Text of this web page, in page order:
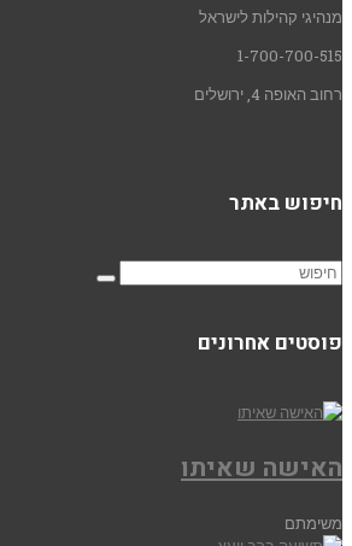
מנהיגי קהילות לישראל
1-700-700-515
רחוב האופה 4, ירושלים
חיפוש באתר
פוסטים אחרונים
האישה שאיתו
משימתם